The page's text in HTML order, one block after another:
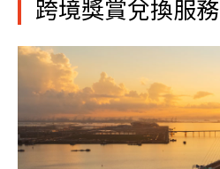
跨境獎賞兌換服務